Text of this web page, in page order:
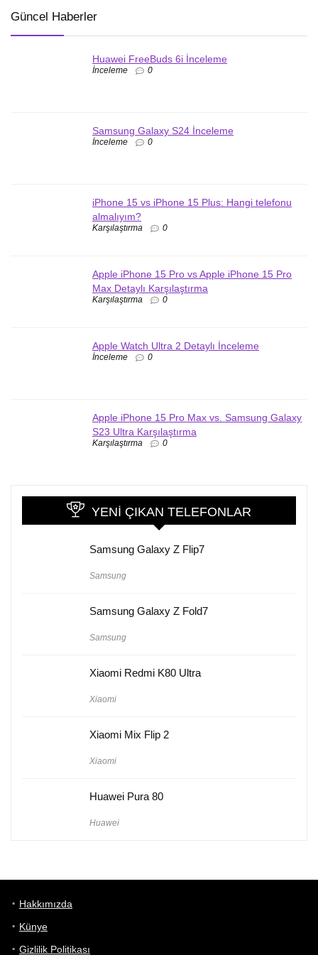
Güncel Haberler
Huawei FreeBuds 6i İnceleme
İnceleme 0
Samsung Galaxy S24 İnceleme
İnceleme 0
iPhone 15 vs iPhone 15 Plus: Hangi telefonu
almalıyım?
Karşılaştırma 0
Apple iPhone 15 Pro vs Apple iPhone 15 Pro
Max Detaylı Karşılaştırma
Karşılaştırma 0
Apple Watch Ultra 2 Detaylı İnceleme
İnceleme 0
Apple iPhone 15 Pro Max vs. Samsung Galaxy
S23 Ultra Karşılaştırma
Karşılaştırma 0
YENI ÇIKAN TELEFONLAR
Samsung Galaxy Z Flip7
Samsung
Samsung Galaxy Z Fold7
Samsung
Xiaomi Redmi K80 Ultra
Xiaomi
Xiaomi Mix Flip 2
Xiaomi
Huawei Pura 80
Huawei
Hakkımızda
Künye
Gizlilik Politikası